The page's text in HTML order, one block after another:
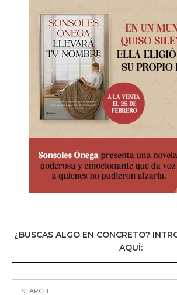
¿BUSCAS ALGO EN CONCRETO?
AQUÍ: